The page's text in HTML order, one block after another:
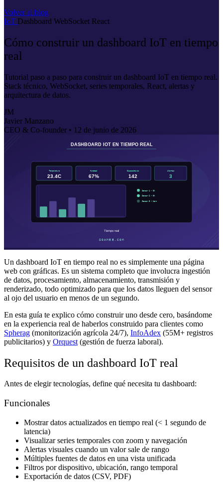
Volver al blog
IoT Dashboard WebSocket React
Cómo construir un dashboard IoT en tiempo
real
Tutorial paso a paso para construir un dashboard IoT en tiempo real.
Stack técnico, WebSocket, series temporales, React, alertas y
arquitectura de datos.
JM
Javier Manzano
CEO & Co-founder • 12 de junio de 2026
Un dashboard IoT en tiempo real no es simplemente una página
web con gráficas. Es un sistema completo que involucra ingestión
de datos, procesamiento, almacenamiento, transmisión y
renderizado, todo optimizado para que los datos lleguen del sensor
al ojo del usuario en menos de un segundo.
En esta guía te explico cómo construir uno desde cero, basándome
en la experiencia real de haberlos construido para clientes como
Spherag (monitorización agrícola 24/7), InfoAdex (55M+ registros
publicitarios) y Orquest (gestión de fuerza laboral).
Requisitos de un dashboard IoT real
Antes de elegir tecnologías, define qué necesita tu dashboard:
Funcionales
Mostrar datos actualizados en tiempo real (< 1 segundo de
latencia)
Visualizar series temporales con zoom y navegación
Alertas visuales cuando un valor sale de rango
Múltiples fuentes de datos en una vista unificada
Filtros por dispositivo, ubicación, rango temporal
Exportación de datos (CSV, PDF)